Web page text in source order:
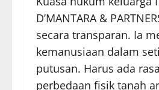
D’MANTARA &
secara transparan. Ia
kemanusiaan dalam
putusan. Harus ada
perbedaan fisik tanah